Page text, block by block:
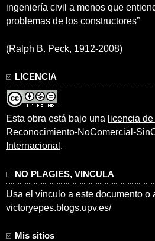
ingeniería civil a menos que
problemas de los constructores”
(Ralph B. Peck, 1912-2008)
LICENCIA
Esta obra está bajo una licencia
Reconocimiento-NoComercial-
Internacional .
NO PLAGIES, VINCULA
Usa el vínculo a este documento o
victoryepes.blogs.upv.es/
Mis sitios